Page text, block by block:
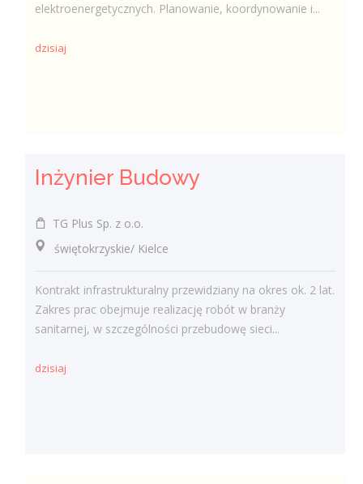
elektroenergetycznych. Planowanie, koordynowanie i...
dzisiaj
Inżynier Budowy
TG Plus Sp. z o.o.
świętokrzyskie/ Kielce
Kontrakt infrastrukturalny przewidziany na okres ok. 2 lat.
Zakres prac obejmuje realizację robót w branży
sanitarnej, w szczególności przebudowę sieci...
dzisiaj